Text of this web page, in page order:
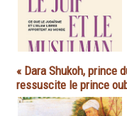
« Dara Shukoh, prince
ressuscite le prince